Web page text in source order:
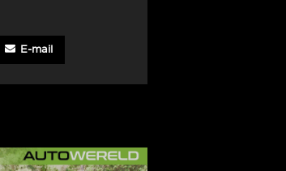
E-mail